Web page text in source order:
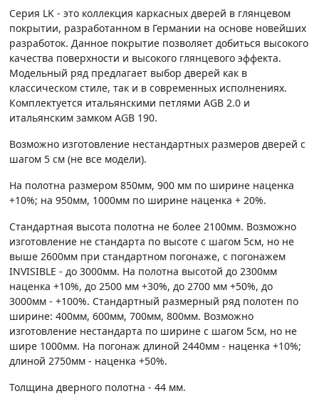
Серия LK - это коллекция каркасных дверей в глянцевом
покрытии, разработанном в Германии на основе новейших
разработок. Данное покрытие позволяет добиться высокого
качества поверхности и высокого глянцевого эффекта.
Модельный ряд предлагает выбор дверей как в
классическом стиле, так и в современных исполнениях.
Комплектуется итальянскими петлями AGB 2.0 и
итальянским замком AGB 190.
Возможно изготовление нестандартных размеров дверей с
шагом 5 см (не все модели).
На полотна размером 850мм, 900 мм по ширине наценка
+10%; на 950мм, 1000мм по ширине наценка + 20%.
Стандартная высота полотна не более 2100мм. Возможно
изготовление не стандарта по высоте с шагом 5см, но не
выше 2600мм при стандартном погонаже, с погонажем
INVISIBLE - до 3000мм. На полотна высотой до 2300мм
наценка +10%, до 2500 мм +30%, до 2700 мм +50%, до
3000мм - +100%. Стандартный размерный ряд полотен по
ширине: 400мм, 600мм, 700мм, 800мм. Возможно
изготовление нестандарта по ширине с шагом 5см, но не
шире 1000мм. На погонаж длиной 2440мм - наценка +10%;
длиной 2750мм - наценка +50%.
Толщина дверного полотна - 44 мм.